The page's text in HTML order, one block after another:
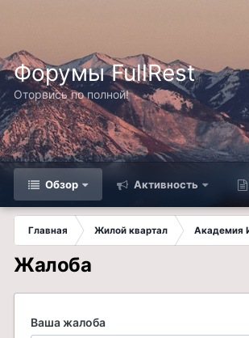
Форумы FullRest
Оторвись по полной!
Обзор Активность
Главная Жилой квартал Академия
Жалоба
Ваша жалоба